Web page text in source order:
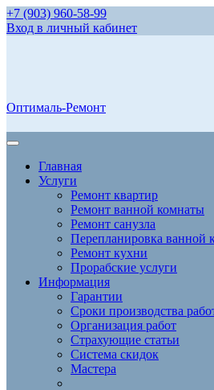
+7 (903) 960-58-99
Вход в личный кабинет
Оптималь-Ремонт
Главная
Услуги
Ремонт квартир
Ремонт ванной комнаты
Ремонт санузла
Перепланировка ванной
Ремонт кухни
Прорабские услуги
Информация
Гарантии
Сроки производства
Организация работ
Страхующие статьи
Система скидок
Мастера